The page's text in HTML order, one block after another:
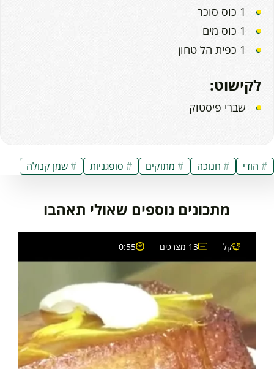
1 כוס סוכר
1 כוס מים
1 כפית הל טחון
לקישוט:
שברי פיסטוק
הודי חנוכה מתוקים סופגניות שמן קנולה
מתכונים נוספים שאולי תאהבו
קל 13 מצרכים 0:55